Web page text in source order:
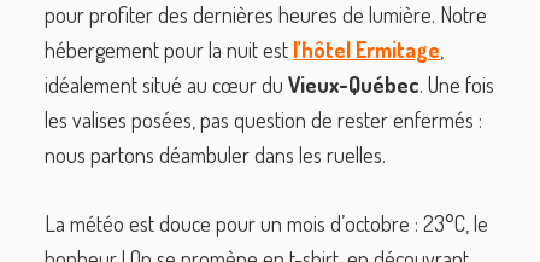
pour profiter des dernières heures de lumière. Notre
hébergement pour la nuit est l’hôtel Ermitage
idéalement situé au cœur duVieux-Québec. Une fois
les valises posées, pas question de rester enfermés :
nous partons déambuler dans les ruelles.
La météo est douce pour un mois d’octobre : 23°C, le